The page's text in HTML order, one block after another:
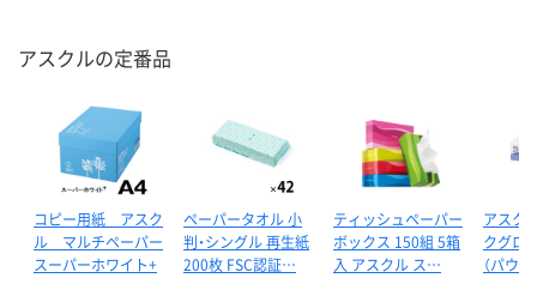
アスクルの定番品
コピー用紙 アスク
ル マルチペーパー
スーパーホワイト+
ペーパータオル 小
判・シングル 再生紙
200枚 FSC認証…
ティッシュペーパー
ボックス 150組 5箱
入 アスクル ス…
アスク
クグロ
（パウ